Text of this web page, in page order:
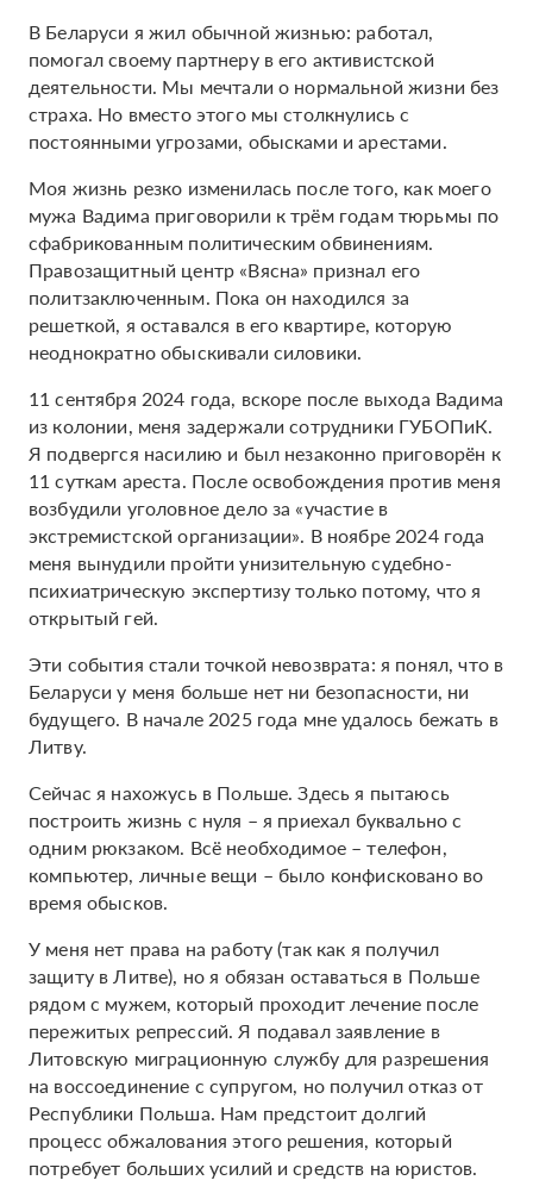
В Беларуси я жил обычной жизнью: работал,
помогал своему партнеру в его активистской
деятельности. Мы мечтали о нормальной жизни без
страха. Но вместо этого мы столкнулись с
постоянными угрозами, обысками и арестами.
Моя жизнь резко изменилась после того, как моего
мужа Вадима приговорили к трём годам тюрьмы по
сфабрикованным политическим обвинениям.
Правозащитный центр «Вясна» признал его
политзаключенным. Пока он находился за
решеткой, я оставался в его квартире, которую
неоднократно обыскивали силовики.
11 сентября 2024 года, вскоре после выхода Вадима
из колонии, меня задержали сотрудники ГУБОПиК.
Я подвергся насилию и был незаконно приговорён к
11 суткам ареста. После освобождения против меня
возбудили уголовное дело за «участие в
экстремистской организации». В ноябре 2024 года
меня вынудили пройти унизительную судебно-
психиатрическую экспертизу только потому, что я
открытый гей.
Эти события стали точкой невозврата: я понял, что в
Беларуси у меня больше нет ни безопасности, ни
будущего. В начале 2025 года мне удалось бежать в
Литву.
Сейчас я нахожусь в Польше. Здесь я пытаюсь
построить жизнь с нуля – я приехал буквально с
одним рюкзаком. Всё необходимое – телефон,
компьютер, личные вещи – было конфисковано во
время обысков.
У меня нет права на работу (так как я получил
защиту в Литве), но я обязан оставаться в Польше
рядом с мужем, который проходит лечение после
пережитых репрессий. Я подавал заявление в
Литовскую миграционную службу для разрешения
на воссоединение с супругом, но получил отказ от
Республики Польша. Нам предстоит долгий
процесс обжалования этого решения, который
потребует больших усилий и средств на юристов.